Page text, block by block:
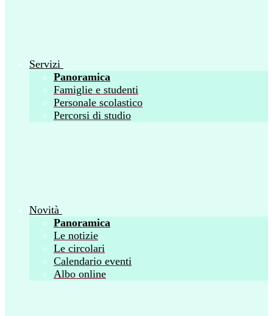
Servizi
Panoramica
Famiglie e studenti
Personale scolastico
Percorsi di studio
Novità
Panoramica
Le notizie
Le circolari
Calendario eventi
Albo online